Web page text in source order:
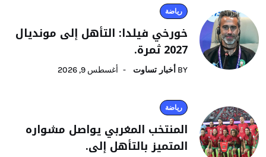
رياضة
خورخي فيلدا: التأهل إلى مونديال
2027 ثمرة.
BY أخبار تساوت أغسطس 9, 2026
رياضة
المنتخب المغربي يواصل مشواره
المتميز بالتأهل إلى.